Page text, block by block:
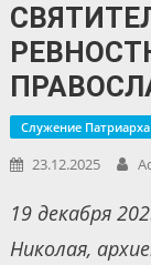
Служение Патриарха
23.12.2025
19 декабря
Николая,